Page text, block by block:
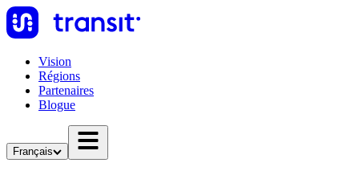
Vision
Régions
Partenaires
Blogue
Français